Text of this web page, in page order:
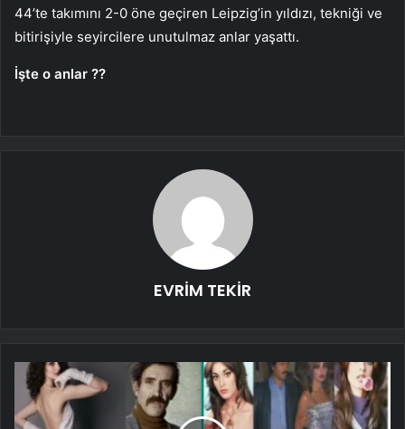
44’te takımını 2-0 öne geçiren Leipzig’in yıldızı, tekniği ve
bitirişiyle seyircilere unutulmaz anlar yaşattı.
İşte o anlar ??
EVRİM TEKİR